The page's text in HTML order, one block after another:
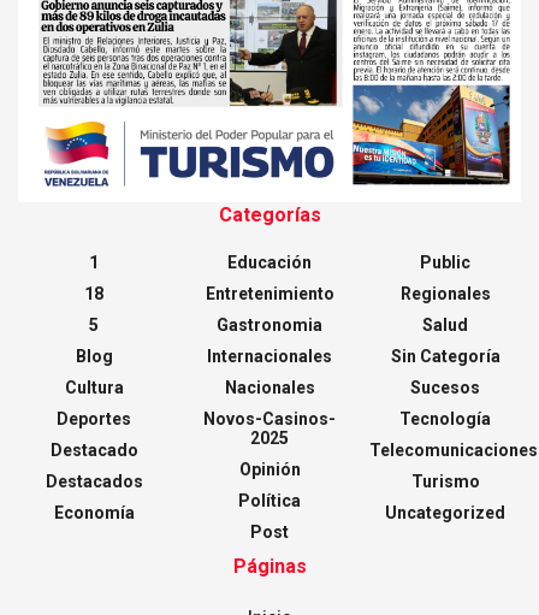
Categorías
1
18
5
Blog
Cultura
Deportes
Destacado
Destacados
Economía
Educación
Entretenimiento
Gastronomia
Internacionales
Nacionales
Novos-Casinos-
2025
Opinión
Política
Post
Public
Regionales
Salud
Sin Categoría
Sucesos
Tecnología
Telecomunicaciones
Turismo
Uncategorized
Páginas